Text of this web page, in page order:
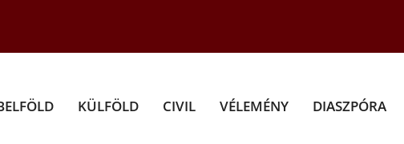
KÜLFÖLD CIVIL VÉLEMÉNY DIASZPÓRA